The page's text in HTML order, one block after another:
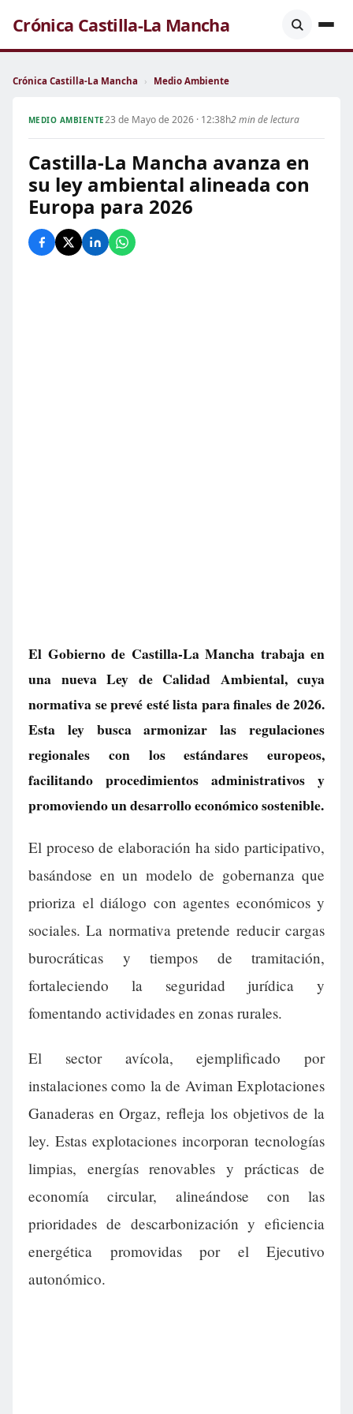
Crónica Castilla-La Mancha
Crónica Castilla-La Mancha › Medio Ambiente
MEDIO AMBIENTE23 de Mayo de 2026 · 12:38h2 min de lectura
Castilla-La Mancha avanza en
su ley ambiental alineada con
Europa para 2026
El Gobierno de Castilla-La Mancha trabaja en
una nueva Ley de Calidad Ambiental, cuya
normativa se prevé esté lista para finales de 2026.
Esta ley busca armonizar las regulaciones
regionales con los estándares europeos,
facilitando procedimientos administrativos y
promoviendo un desarrollo económico sostenible.
El proceso de elaboración ha sido participativo,
basándose en un modelo de gobernanza que
prioriza el diálogo con agentes económicos y
sociales. La normativa pretende reducir cargas
burocráticas y tiempos de tramitación,
fortaleciendo la seguridad jurídica y
fomentando actividades en zonas rurales.
El sector avícola, ejemplificado por
instalaciones como la de Aviman Explotaciones
Ganaderas en Orgaz, refleja los objetivos de la
ley. Estas explotaciones incorporan tecnologías
limpias, energías renovables y prácticas de
economía circular, alineándose con las
prioridades de descarbonización y eficiencia
energética promovidas por el Ejecutivo
autonómico.